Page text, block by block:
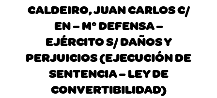
CALDEIRO, JUAN CARLOS C/
EN – M° DEFENSA –
EJÉRCITO S/ DAÑOS Y
PERJUICIOS (EJECUCIÓN DE
SENTENCIA – LEY DE
CONVERTIBILIDAD)